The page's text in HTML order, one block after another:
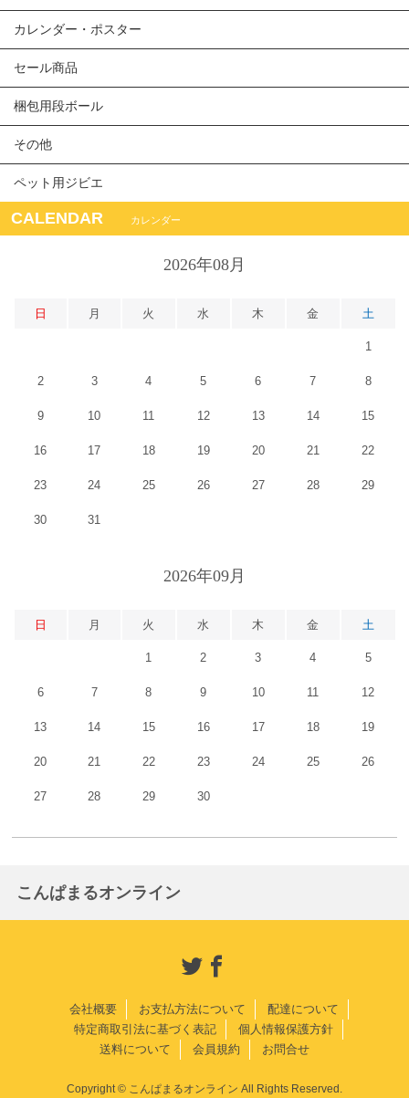
カレンダー・ポスター
セール商品
梱包用段ボール
その他
ペット用ジビエ
CALENDAR カレンダー
2026年08月
日 月 火 水 木 金 土
1
2 3 4 5 6 7 8
9 10 11 12 13 14 15
16 17 18 19 20 21 22
23 24 25 26 27 28 29
30 31
2026年09月
日 月 火 水 木 金 土
1 2 3 4 5
6 7 8 9 10 11 12
13 14 15 16 17 18 19
20 21 22 23 24 25 26
27 28 29 30
こんぱまるオンライン
会社概要 お支払方法について
配達について
特定商取引法に基づく表記
個人情報保護方針
送料について
会員規約 お問合せ
Copyright © こんぱまるオンライン All Rights Reserved.